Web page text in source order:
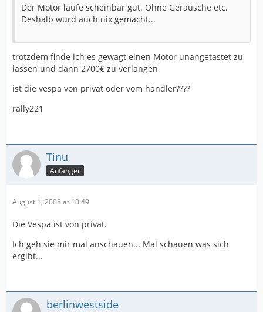
Der Motor laufe scheinbar gut. Ohne Geräusche etc.
Deshalb wurd auch nix gemacht...
trotzdem finde ich es gewagt einen Motor unangetastet zu
lassen und dann 2700€ zu verlangen
ist die vespa von privat oder vom händler????
rally221
Tinu
Anfänger
August 1, 2008 at 10:49
Die Vespa ist von privat.
Ich geh sie mir mal anschauen... Mal schauen was sich
ergibt...
berlinwestside